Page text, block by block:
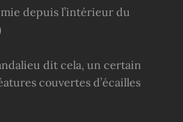
depuis l’intérieur du
dit cela, un certain
couvertes d’écailles